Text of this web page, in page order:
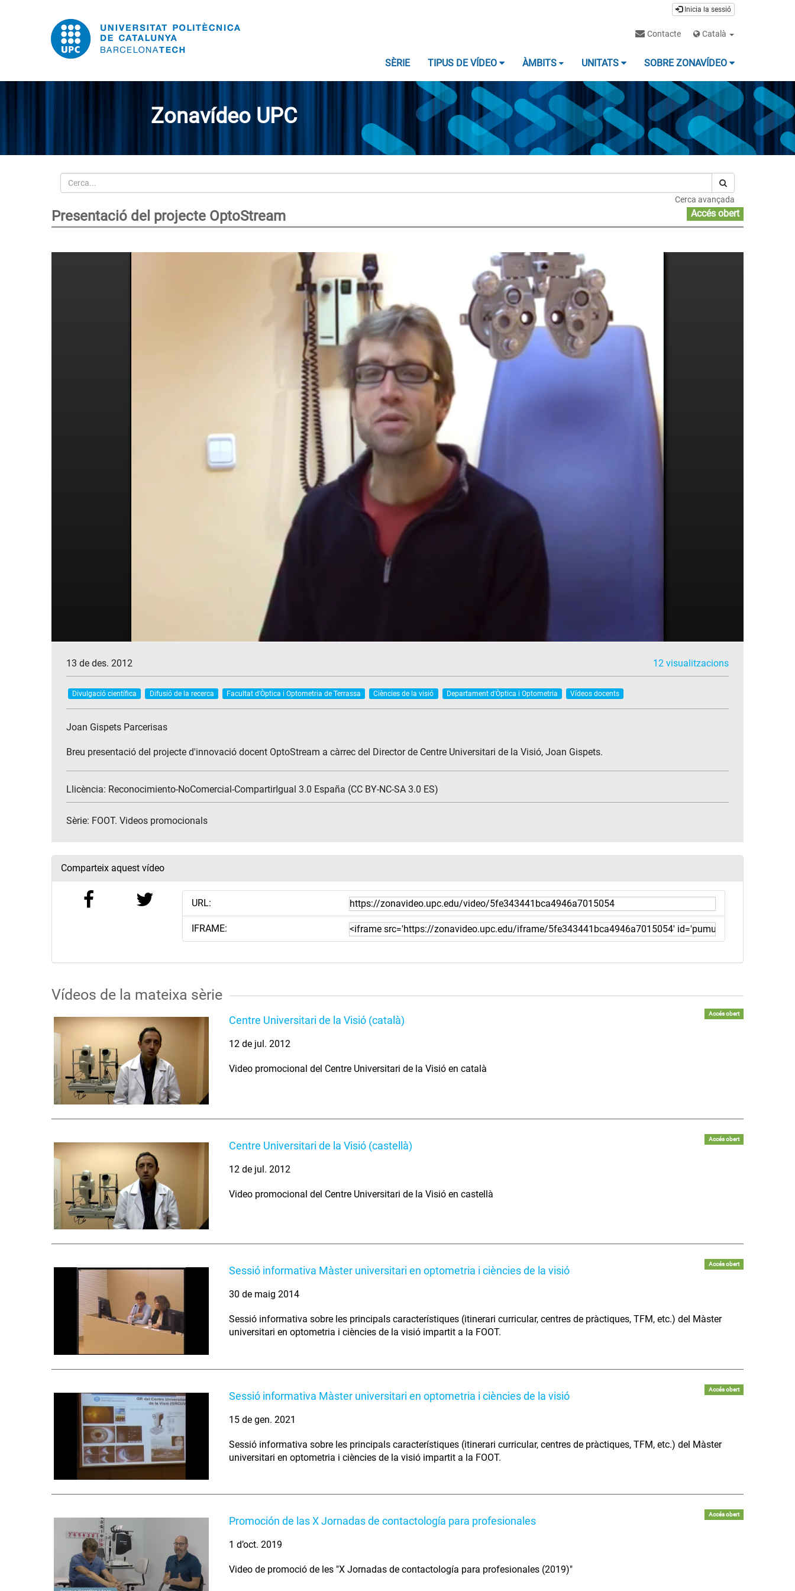
Inicia la sessió
Contacte Català
SÈRIE TIPUS DE VÍDEO ÀMBITS UNITATS SOBRE ZONAVÍDEO
Zonavídeo UPC
Cerca
Cerca avançada
Presentació del projecte OptoStream Accés obert
13 de des. 2012 12 visualitzacions
Divulgació científica Difusió de la recerca Facultat d'Òptica i Optometria de Terrassa Ciències de la visió Departament d'Òptica i Optometria Vídeos docents
Joan Gispets Parcerisas
Breu presentació del projecte d'innovació docent OptoStream a càrrec del Director de Centre Universitari de la Visió, Joan Gispets.
Llicència: Reconocimiento-NoComercial-CompartirIgual 3.0 España (CC BY-NC-SA 3.0 ES)
Sèrie: FOOT. Videos promocionals
Comparteix aquest vídeo
URL:
IFRAME:
Vídeos de la mateixa sèrie
Centre Universitari de la Visió (català)
Accés obert
12 de jul. 2012
Video promocional del Centre Universitari de la Visió en català
Centre Universitari de la Visió (castellà)
Accés obert
12 de jul. 2012
Video promocional del Centre Universitari de la Visió en castellà
Sessió informativa Màster universitari en optometria i ciències de la visió
Accés obert
30 de maig 2014
Sessió informativa sobre les principals característiques (itinerari curricular, centres de pràctiques, TFM, etc.) del Màster
universitari en optometria i ciències de la visió impartit a la FOOT.
Sessió informativa Màster universitari en optometria i ciències de la visió
Accés obert
15 de gen. 2021
Sessió informativa sobre les principals característiques (itinerari curricular, centres de pràctiques, TFM, etc.) del Màster
universitari en optometria i ciències de la visió impartit a la FOOT.
Promoción de las X Jornadas de contactología para profesionales
Accés obert
1 d’oct. 2019
Video de promoció de les "X Jornadas de contactología para profesionales (2019)"